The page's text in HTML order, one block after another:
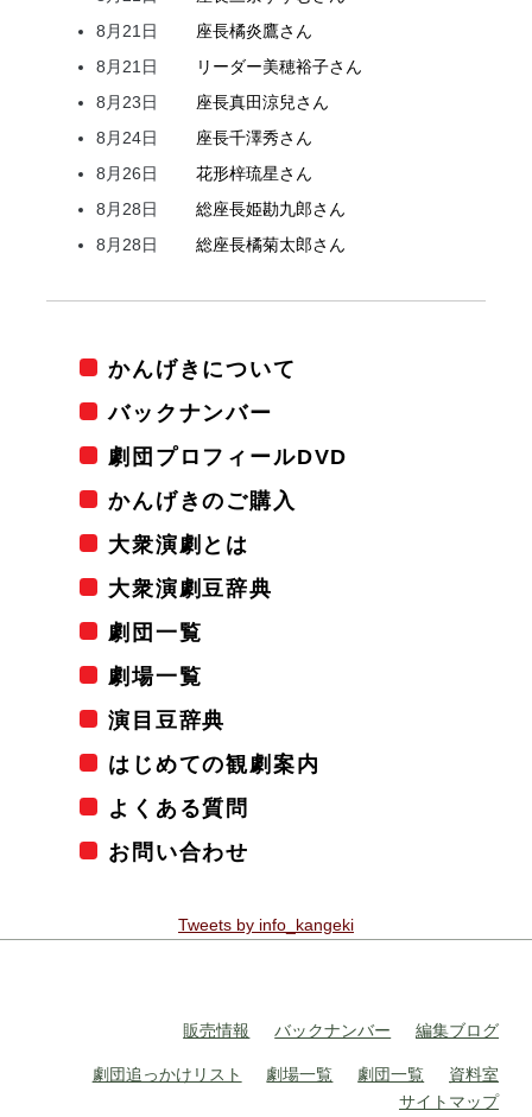
8月21日
座長橘炎鷹さん
8月21日
リーダー美穂裕子さん
8月23日
座長真田涼兒さん
8月24日
座長千澤秀さん
8月26日
花形梓琉星さん
8月28日
総座長姫勘九郎さん
8月28日
総座長橘菊太郎さん
かんげきについて
バックナンバー
劇団プロフィールDVD
かんげきのご購入
大衆演劇とは
大衆演劇豆辞典
劇団一覧
劇場一覧
演目豆辞典
はじめての観劇案内
よくある質問
お問い合わせ
Tweets by info_kangeki
販売情報 バックナンバー 編集ブログ
劇団追っかけリスト 劇場一覧 劇団一覧
資料室
サイトマップ